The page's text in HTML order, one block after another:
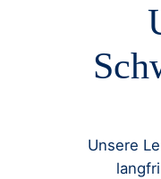
Unsere